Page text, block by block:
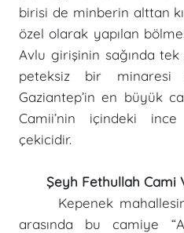
birisi de minberin alttan
özel olarak yapılan
Avlu girişinin sağında
peteksiz bir minaresi
Gaziantep’in en büyük
Camii’nin içindeki
çekicidir.
Şeyh Fethullah Cami
Kepenek
arasında bu camiye